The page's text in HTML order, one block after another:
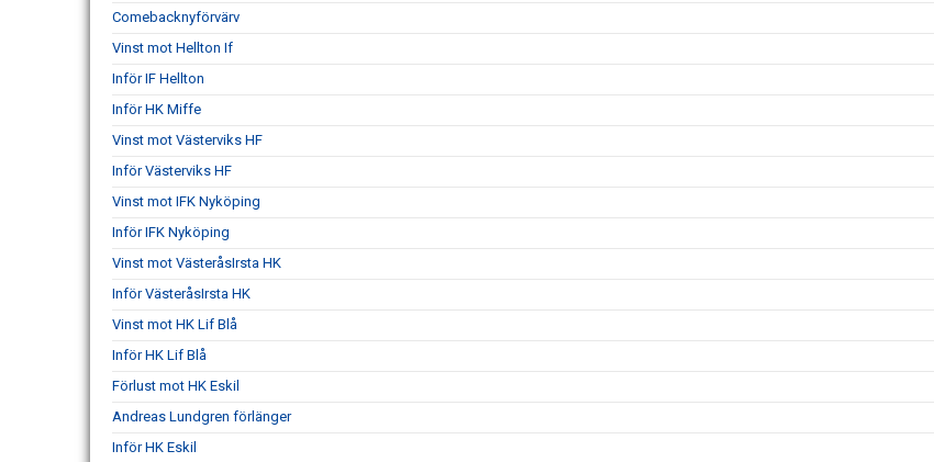
Comebacknyförvärv
Vinst mot Hellton If
Inför IF Hellton
Inför HK Miffe
Vinst mot Västerviks HF
Inför Västerviks HF
Vinst mot IFK Nyköping
Inför IFK Nyköping
Vinst mot VästeråsIrsta HK
Inför VästeråsIrsta HK
Vinst mot HK Lif Blå
Inför HK Lif Blå
Förlust mot HK Eskil
Andreas Lundgren förlänger
Inför HK Eskil